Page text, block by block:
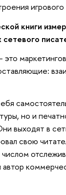
книги
сетевого
это
но и
выходят в
свою
автор